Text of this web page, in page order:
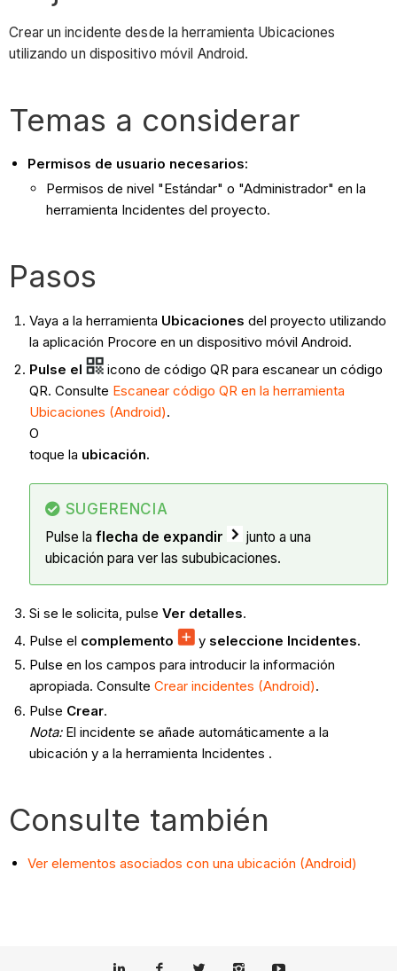
Crear un incidente desde la herramienta Ubicaciones
utilizando un dispositivo móvil Android.
Temas a considerar
Permisos de usuario necesarios:
Permisos de nivel "Estándar" o "Administrador" en la
herramienta Incidentes del proyecto.
Pasos
Vaya a la herramienta Ubicaciones del proyecto utilizando
la aplicación Procore en un dispositivo móvil Android.
Pulse el
icono de código QR para escanear un código
QR. Consulte Escanear código QR en la herramienta
Ubicaciones (Android).
O
toque la ubicación.
SUGERENCIA
Pulse laflecha de expandir
junto a una
ubicación para ver las sububicaciones.
Si se le solicita, pulse Ver detalles.
Pulse el complemento y seleccione Incidentes.
Pulse en los campos para introducir la información
apropiada. Consulte Crear incidentes (Android).
Pulse Crear.
Nota:El incidente se añade automáticamente a la
ubicación y a la herramienta Incidentes .
Consulte también
Ver elementos asociados con una ubicación (Android)